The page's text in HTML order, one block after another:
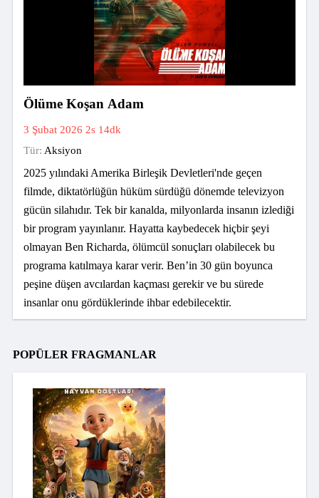
Ölüme Koşan Adam
3 Şubat 2026 2s 14dk
Tür: Aksiyon
2025 yılındaki Amerika Birleşik Devletleri'nde geçen
filmde, diktatörlüğün hüküm sürdüğü dönemde televizyon
gücün silahıdır. Tek bir kanalda, milyonlarda insanın izlediği
bir program yayınlanır. Hayatta kaybedecek hiçbir şeyi
olmayan Ben Richarda, ölümcül sonuçları olabilecek bu
programa katılmaya karar verir. Ben’in 30 gün boyunca
peşine düşen avcılardan kaçması gerekir ve bu sürede
insanlar onu gördüklerinde ihbar edebilecektir.
POPÜLER FRAGMANLAR